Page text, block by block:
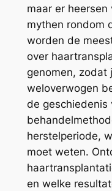
maar er
mythen rondom
worden de
over
genomen, zodat
weloverwogen
de geschiedenis
herstelperiode,
moet weten.
en welke